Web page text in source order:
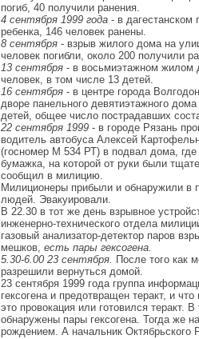
погиб, 40 получили ранения.
4 сентября 1999 года - в дагестанском
ребенка, 146 человек ранены.
8 сентября - взрыв жилого дома на
человек погибли, около 200 получили
13 сентября - в восьмиэтажном жилом
человек, в том числе 13 детей.
16 сентября - в центре города
дворе панельного девятиэтажного
детей, общее число пострадавших
22 сентября 1999 - в городе Рязань
водитель автобуса Алексей
(госномер М 534 РТ) в подвал дома,
бумажка, на которой от руки были
сообщил в милицию.
Милиционеры прибыли и обнаружили в
людей. Эвакуировали.
В 22.30 в тот же день взрывное
инженерно-технического отдела
газовый анализатор-детектор паров
мешков, есть пары гексогена.
5.30-6.00 23 сентября.
После того как
разрешили вернуться домой.
23 сентября 1999 года группа
гексогена и предотвращен теракт, и
это провокация или готовился
обнаружены пары гексогена. Тогда же
рождением. А начальник